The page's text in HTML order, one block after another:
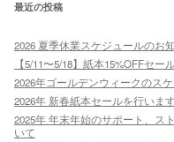
最近の投稿
2026 夏季休業スケジュールのお
【5/11〜5/18】紙本15%OFFセー
2026年ゴールデンウィークのス
2026年 新春紙本セールを行います
2025年 年末年始のサポート、ス
いて